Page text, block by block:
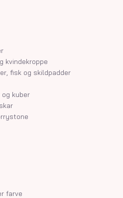
kvindekroppe
fisk og skildpadder
kuber
farve